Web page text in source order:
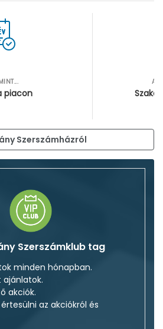
piacon
Szerszámházról
Szerszámklub tag
minden hónapban.
ajánlatok.
akciók.
az akciókról és